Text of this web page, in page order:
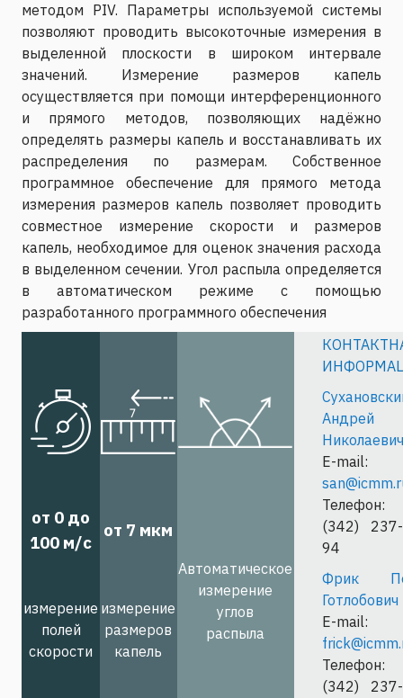
методом PIV. Параметры используемой системы
позволяют проводить высокоточные измерения в
выделенной плоскости в широком интервале
значений. Измерение размеров капель
осуществляется при помощи интерференционного
и прямого методов, позволяющих надёжно
определять размеры капель и восстанавливать их
распределения по размерам. Собственное
программное обеспечение для прямого метода
измерения размеров капель позволяет проводить
совместное измерение скорости и размеров
капель, необходимое для оценок значения расхода
в выделенном сечении. Угол распыла определяется
в автоматическом режиме с помощью
разработанного программного обеспечения
Андрей
Николаевич
E-mail:
(342)
94
Фрик
Готлобович
E-mail:
(342)
от 0 до
100 м/с
от 7 мкм
Автоматическое
измерение
углов
распыла
измерение
полей
скорости
измерение
размеров
капель